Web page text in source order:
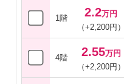
1階 2.2万円
（+2,200円）
4階 2.55万円
（+2,200円）